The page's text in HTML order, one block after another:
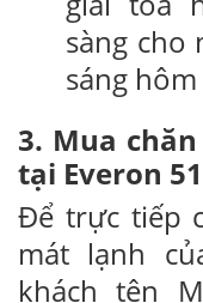
sàng cho
sáng hôm
3. Mua
tại Everon
Để trực tiếp
mát lạnh
khách tên